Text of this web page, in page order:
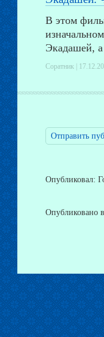
В этом
Экадашей,
Соратник |
Отправить
Опубликовал:
Опубликовано